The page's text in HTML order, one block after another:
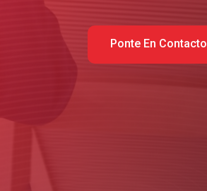
Ponte En Contacto